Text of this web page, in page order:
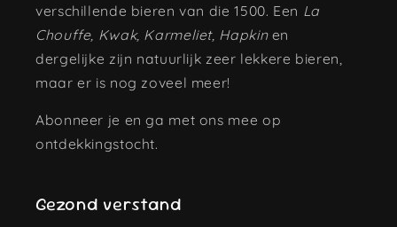
verschillende bieren van die 1500. Een La
Chouffe, Kwak, Karmeliet, Hapkinen
dergelijke zijn natuurlijk zeer lekkere bieren,
maar er is nog zoveel meer!
Abonneer je en ga met ons mee op
ontdekkingstocht.
Gezond verstand